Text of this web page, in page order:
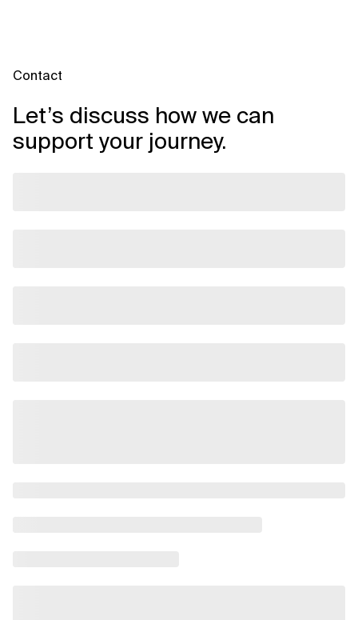
Contact
Let’s discuss how we can
support your journey.